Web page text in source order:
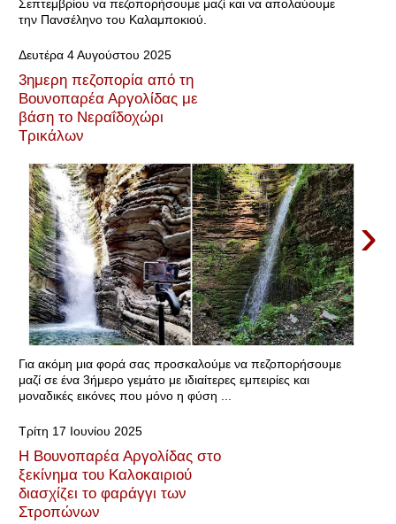
Σεπτεμβρίου να πεζοπορήσουμε μαζί και να απολαύουμε
την Πανσέληνο του Καλαμποκιού.
Δευτέρα 4 Αυγούστου 2025
3ημερη πεζοπορία από τη
Βουνοπαρέα Αργολίδας με
βάση το Νεραΐδοχώρι
Τρικάλων
›
Για ακόμη μια φορά σας προσκαλούμε να πεζοπορήσουμε
μαζί σε ένα 3ήμερο γεμάτο με ιδιαίτερες εμπειρίες και
μοναδικές εικόνες που μόνο η φύση ...
Τρίτη 17 Ιουνίου 2025
Η Βουνοπαρέα Αργολίδας στο
ξεκίνημα του Καλοκαιριού
διασχίζει το φαράγγι των
Στροπώνων